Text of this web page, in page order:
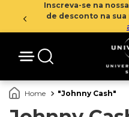
Inscreva-se na
de desconto na
Johnny Cash